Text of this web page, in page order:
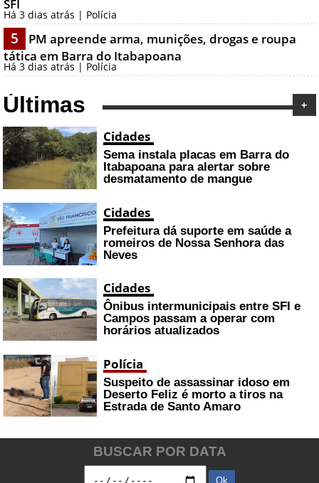
SFI
Há 3 dias atrás | Polícia
5
PM apreende arma, munições, drogas e roupa
tática em Barra do Itabapoana
Há 3 dias atrás | Polícia
Últimas +
Cidades
Sema instala placas em Barra do
Itabapoana para alertar sobre
desmatamento de mangue
Cidades
Prefeitura dá suporte em saúde a
romeiros de Nossa Senhora das
Neves
Cidades
Ônibus intermunicipais entre SFI e
Campos passam a operar com
horários atualizados
Polícia
Suspeito de assassinar idoso em
Deserto Feliz é morto a tiros na
Estrada de Santo Amaro
BUSCAR POR DATA
Ok